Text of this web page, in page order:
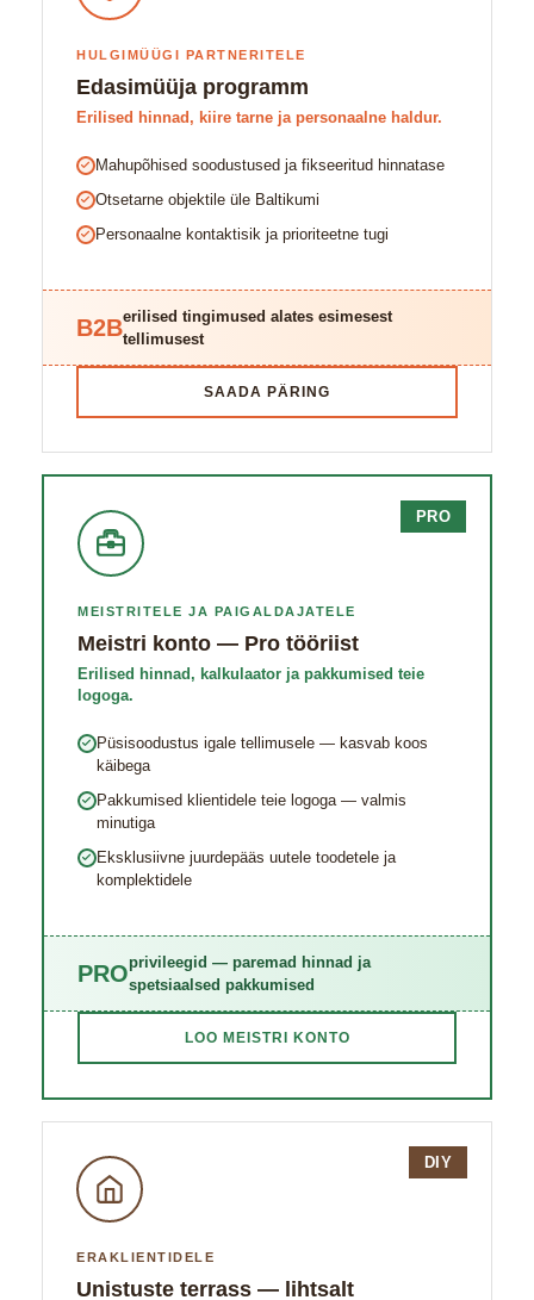
HULGIMÜÜGI PARTNERITELE
Edasimüüja programm
Erilised hinnad, kiire tarne ja personaalne haldur.
Mahupõhised soodustused ja fikseeritud hinnatase
Otsetarne objektile üle Baltikumi
Personaalne kontaktisik ja prioriteetne tugi
B2Berilised tingimused alates esimesest
tellimusest
SAADA PÄRING
PRO
MEISTRITELE JA PAIGALDAJATELE
Meistri konto — Pro tööriist
Erilised hinnad, kalkulaator ja pakkumised teie
logoga.
Püsisoodustus igale tellimusele — kasvab koos
käibega
Pakkumised klientidele teie logoga — valmis
minutiga
Eksklusiivne juurde​pääs uutele toodetele ja
komplektidele
PROprivileegid — paremad hinnad ja
spetsiaalsed pakkumised
LOO MEISTRI KONTO
DIY
ERAKLIENTIDELE
Unistuste terrass — lihtsalt